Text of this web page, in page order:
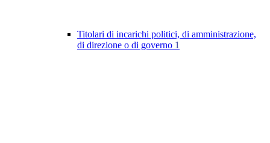
Titolari di incarichi politici, di amministrazione,
di direzione o di governo 1